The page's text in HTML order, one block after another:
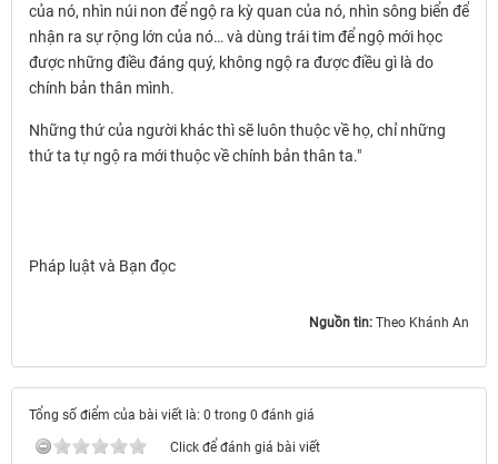
của nó, nhìn núi non để ngộ ra kỳ quan của nó, nhìn sông biển để
nhận ra sự rộng lớn của nó… và dùng trái tim để ngộ mới học
được những điều đáng quý, không ngộ ra được điều gì là do
chính bản thân mình.
Những thứ của người khác thì sẽ luôn thuộc về họ, chỉ những
thứ ta tự ngộ ra mới thuộc về chính bản thân ta."
Pháp luật và Bạn đọc
Nguồn tin: Theo Khánh An
Tổng số điểm của bài viết là: 0 trong 0 đánh giá
Click để đánh giá bài viết